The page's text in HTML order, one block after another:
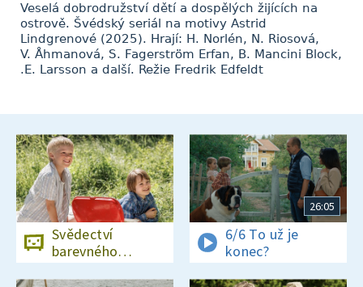
Veselá dobrodružství dětí a dospělých žijících na
ostrově. Švédský seriál na motivy Astrid
Lindgrenové (2025). Hrají: H. Norlén, N. Riosová,
V. Åhmanová, S. Fagerström Erfan, B. Mancini Block,
.E. Larsson a další. Režie Fredrik Edfeldt
Svědectví
barevného
ostrova
26:05
6/6 To už je
konec?